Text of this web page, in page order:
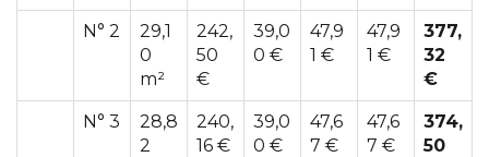
N° 2
29,1
0
m²
242,
50
€
39,0
0 €
47,9
1 €
47,9
1 €
377,
32
€
N° 3
28,8
2
240,
16 €
39,0
0 €
47,6
7 €
47,6
7 €
374,
50